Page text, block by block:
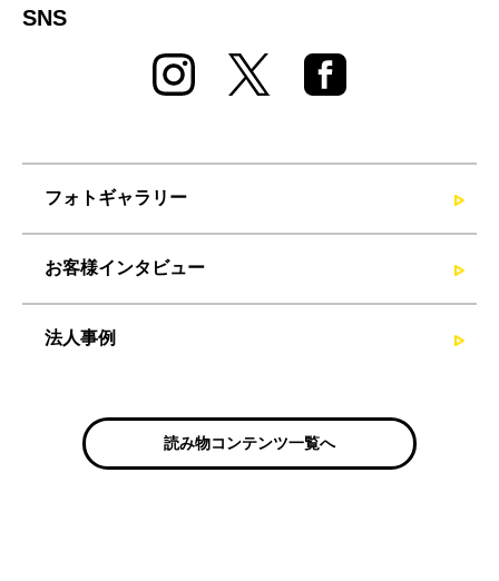
SNS
フォトギャラリー
お客様インタビュー
法人事例
読み物コンテンツ一覧へ